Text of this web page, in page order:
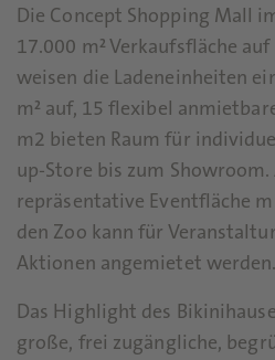
Die Concept Shopping Mall
17.000 m² Verkaufsfläche
weisen die Ladeneinheiten
m² auf, 15 flexibel
m2 bieten Raum für
up-Store bis zum Showroom.
repräsentative Eventfläche
den Zoo kann für
Aktionen angemietet werden.
Das Highlight des
große, frei zugängliche,